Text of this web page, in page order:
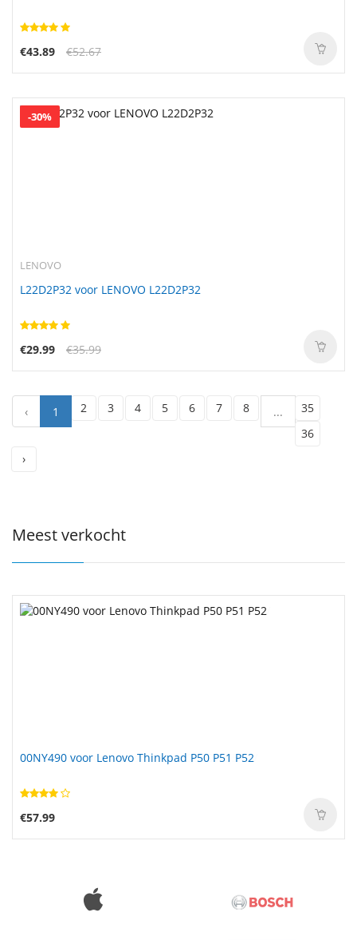
€43.89 €52.67
-30%
LENOVO
L22D2P32 voor LENOVO L22D2P32
€29.99 €35.99
‹ 1 2 3 4 5 6 7 8 ...
35
36
›
Meest verkocht
00NY490 voor Lenovo Thinkpad P50 P51 P52
€57.99